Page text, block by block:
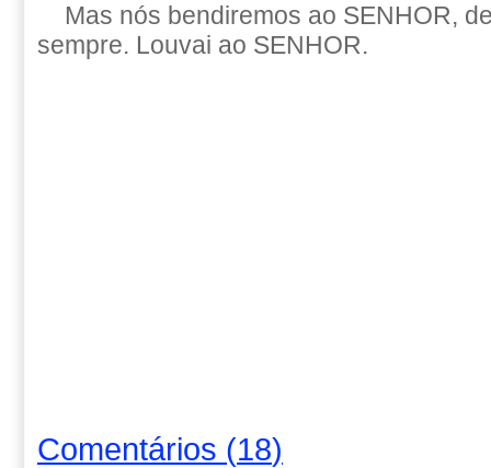
Mas nós bendiremos ao SENHOR,
sempre. Louvai ao SENHOR.
Comentários (18)